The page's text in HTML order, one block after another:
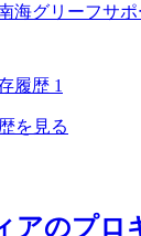
海グリーフサ
履歴 1
を見る
アのプロ